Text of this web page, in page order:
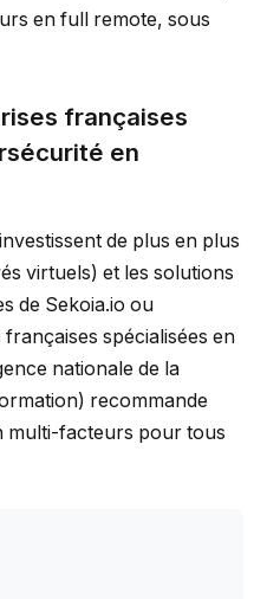
en full remote, sous
françaises
en
de plus en plus
virtuels) et les solutions
de Sekoia.io ou
spécialisées en
nationale de la
recommande
multi-facteurs pour tous